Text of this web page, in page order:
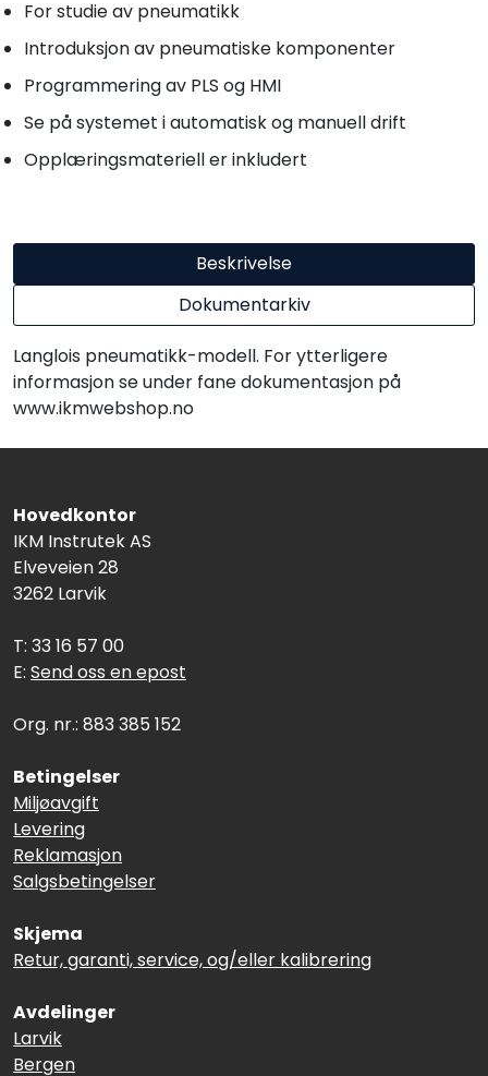
For studie av pneumatikk
Introduksjon av pneumatiske komponenter
Programmering av PLS og HMI
Se på systemet i automatisk og manuell drift
Opplæringsmateriell er inkludert
Beskrivelse
Dokumentarkiv
Langlois pneumatikk-modell. For ytterligere
informasjon se under fane dokumentasjon på
www.ikmwebshop.no
Hovedkontor
IKM Instrutek AS
Elveveien 28
3262 Larvik
T: 33 16 57 00
E: Send oss en epost
Org. nr.: 883 385 152
Betingelser
Miljøavgift
Levering
Reklamasjon
Salgsbetingelser
Skjema
Retur, garanti, service, og/eller kalibrering
Avdelinger
Larvik
Bergen